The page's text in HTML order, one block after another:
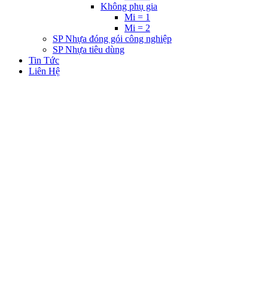
Không phụ gia
Mi = 1
Mi = 2
SP Nhựa đóng gói công nghiệp
SP Nhựa tiêu dùng
Tin Tức
Liên Hệ